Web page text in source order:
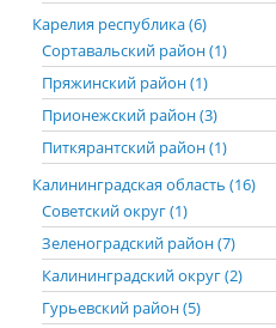
Карелия республика (6)
Сортавальский район (1)
Пряжинский район (1)
Прионежский район (3)
Питкярантский район (1)
Калининградская область (16)
Советский округ (1)
Зеленоградский район (7)
Калининградский округ (2)
Гурьевский район (5)